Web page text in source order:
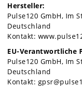
Hersteller:
Pulse120 GmbH Im
Deutschland
Kontakt:
EU-Verantwortliche
Pulse120 GmbH Im
Deutschland
Kontakt: